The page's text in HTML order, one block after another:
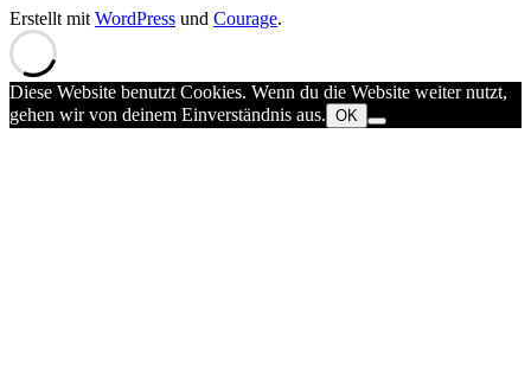
Erstellt mit WordPress und Courage.
Diese Website benutzt Cookies. Wenn du die Website weiter nutzt,
gehen wir von deinem Einverständnis aus. OK